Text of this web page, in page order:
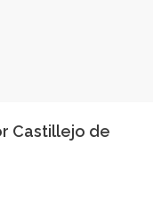
Castillejo de